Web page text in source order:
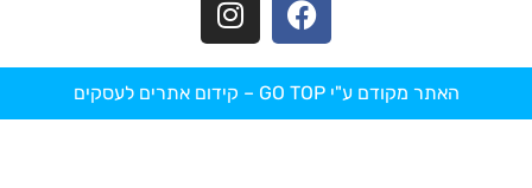
האתר מקודם ע"י GO TOP – קידום אתרים לעסקים